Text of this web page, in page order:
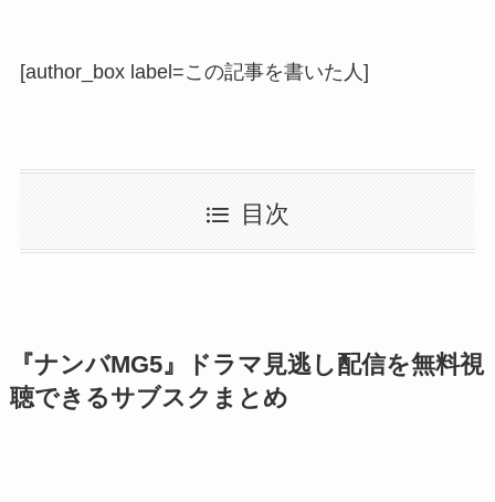
[author_box label=この記事を書いた人]
目次
『ナンバMG5』ドラマ見逃し配信を無料視
聴できるサブスクまとめ